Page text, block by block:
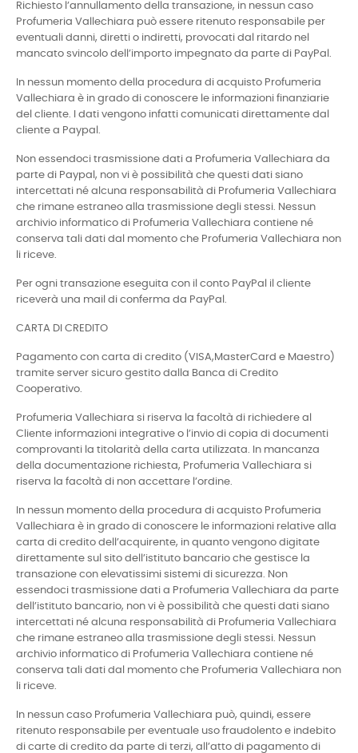
Richiesto l’annullamento della transazione, in nessun caso
Profumeria Vallechiara può essere ritenuto responsabile per
eventuali danni, diretti o indiretti, provocati dal ritardo nel
mancato svincolo dell’importo impegnato da parte di PayPal.
In nessun momento della procedura di acquisto Profumeria
Vallechiara è in grado di conoscere le informazioni finanziarie
del cliente. I dati vengono infatti comunicati direttamente dal
cliente a Paypal.
Non essendoci trasmissione dati a Profumeria Vallechiara da
parte di Paypal, non vi è possibilità che questi dati siano
intercettati né alcuna responsabilità di Profumeria Vallechiara
che rimane estraneo alla trasmissione degli stessi. Nessun
archivio informatico di Profumeria Vallechiara contiene né
conserva tali dati dal momento che Profumeria Vallechiara non
li riceve.
Per ogni transazione eseguita con il conto PayPal il cliente
riceverà una mail di conferma da PayPal.
CARTA DI CREDITO
Pagamento con carta di credito (VISA,MasterCard e Maestro)
tramite server sicuro gestito dalla Banca di Credito
Cooperativo.
Profumeria Vallechiara si riserva la facoltà di richiedere al
Cliente informazioni integrative o l’invio di copia di documenti
comprovanti la titolarità della carta utilizzata. In mancanza
della documentazione richiesta, Profumeria Vallechiara si
riserva la facoltà di non accettare l’ordine.
In nessun momento della procedura di acquisto Profumeria
Vallechiara è in grado di conoscere le informazioni relative alla
carta di credito dell’acquirente, in quanto vengono digitate
direttamente sul sito dell’istituto bancario che gestisce la
transazione con elevatissimi sistemi di sicurezza. Non
essendoci trasmissione dati a Profumeria Vallechiara da parte
dell’istituto bancario, non vi è possibilità che questi dati siano
intercettati né alcuna responsabilità di Profumeria Vallechiara
che rimane estraneo alla trasmissione degli stessi. Nessun
archivio informatico di Profumeria Vallechiara contiene né
conserva tali dati dal momento che Profumeria Vallechiara non
li riceve.
In nessun caso Profumeria Vallechiara può, quindi, essere
ritenuto responsabile per eventuale uso fraudolento e indebito
di carte di credito da parte di terzi, all’atto di pagamento di